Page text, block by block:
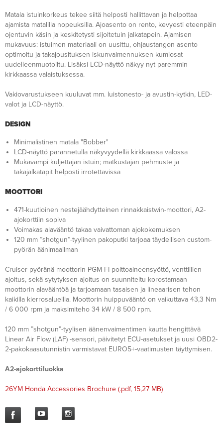
Matala istuinkorkeus tekee siitä helposti hallittavan ja helpottaa
ajamista matalilla nopeuksilla. Ajoasento on rento, kevyesti eteenpäin
ojentuvin käsin ja keskitetysti sijoitetuin jalkatapein. Ajamisen
mukavuus: istuimen materiaali on uusittu, ohjaustangon asento
optimoitu ja takajousituksen iskunvaimennuksen kumiosat
uudelleenmuotoiltu. Lisäksi LCD-näyttö näkyy nyt paremmin
kirkkaassa valaistuksessa.
Vakiovarustukseen kuuluvat mm. luistonesto- ja avustin-kytkin, LED-
valot ja LCD-näyttö.
DESIGN
Minimalistinen matala "Bobber"
LCD-näyttö parannetulla näkyvyydellä kirkkaassa valossa
Mukavampi kuljettajan istuin; matkustajan pehmuste ja
takajalkatapit helposti irrotettavissa
MOOTTORI
471-kuutioinen nestejäähdytteinen rinnakkaistwin-moottori, A2-
ajokorttiin sopiva
Voimakas alavääntö takaa vaivattoman ajokokemuksen
120 mm ”shotgun”-tyylinen pakoputki tarjoaa täydellisen custom-
pyörän äänimaailman
Cruiser-pyöränä moottorin PGM-FI-polttoaineensyöttö, venttiilien
ajoitus, sekä sytytyksen ajoitus on suunniteltu korostamaan
moottorin alavääntöä ja tarjoamaan tasaisen ja lineaarisen tehon
kaikilla kierrosalueilla. Moottorin huippuvääntö on vaikuttava 43,3 Nm
/ 6 000 rpm ja maksimiteho 34 kW / 8 500 rpm.
120 mm ”shotgun”-tyylisen äänenvaimentimen kautta hengittävä
Linear Air Flow (LAF) -sensori, päivitetyt ECU-asetukset ja uusi OBD2-
2-pakokaasutunnistin varmistavat EURO5+-vaatimusten täyttymisen.
A2-ajokorttiluokka
26YM Honda Accessories Brochure (.pdf, 15,27 MB)